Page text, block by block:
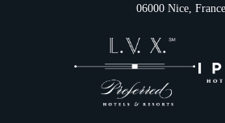
06000 Nice, France